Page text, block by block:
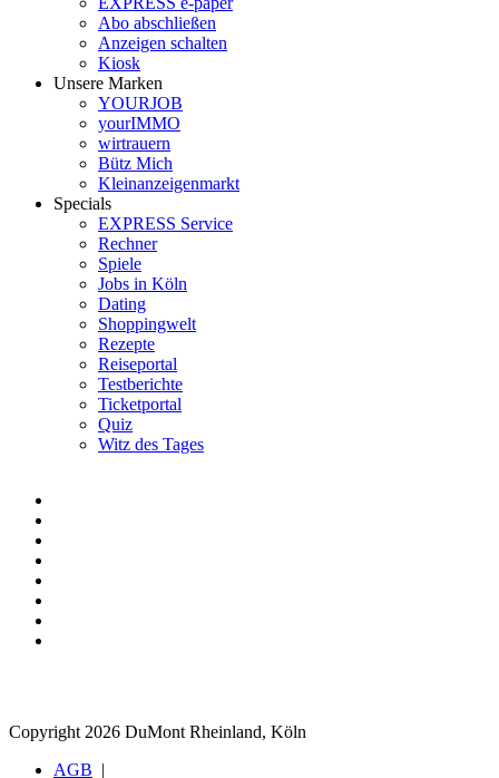
Abo abschließen
Anzeigen schalten
Kiosk
Unsere Marken
YOURJOB
yourIMMO
wirtrauern
Bütz Mich
Kleinanzeigenmarkt
Specials
EXPRESS Service
Rechner
Spiele
Jobs in Köln
Dating
Shoppingwelt
Rezepte
Reiseportal
Testberichte
Ticketportal
Quiz
Witz des Tages
Copyright 2026 DuMont Rheinland, Köln
AGB